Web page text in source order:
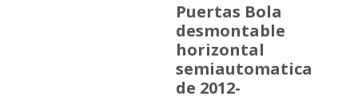
Puertas Bola
desmontable
horizontal
semiautomatica
de 2012-